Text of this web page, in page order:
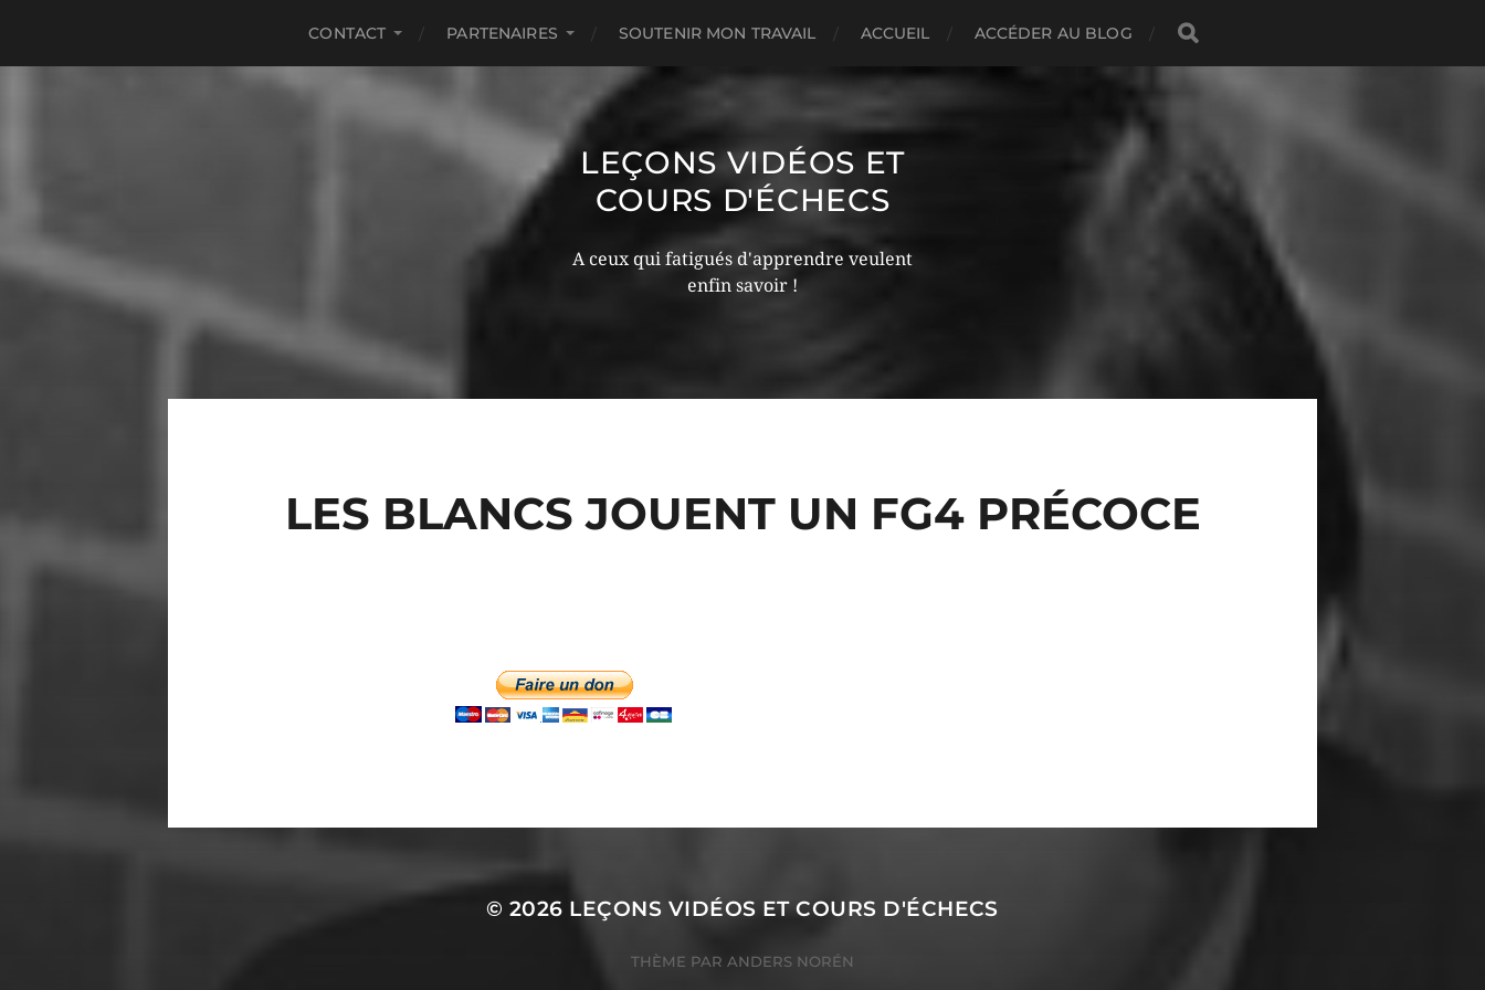
CONTACT PARTENAIRES SOUTENIR MON TRAVAIL ACCUEIL ACCÉDER AU BLOG
LEÇONS VIDÉOS ET
COURS D'ÉCHECS
A ceux qui fatigués d'apprendre veulent
enfin savoir !
LES BLANCS JOUENT UN FG4 PRÉCOCE
© 2026 LEÇONS VIDÉOS ET COURS D'ÉCHECS
THÈME PAR ANDERS NORÉN